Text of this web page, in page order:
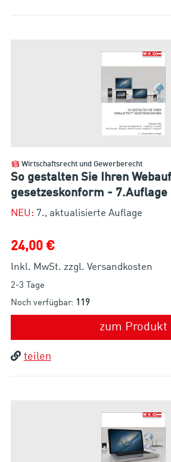
Wirtschaftsrecht und Gewerberecht
So gestalten Sie Ihren
gesetzeskonform - 7.Auflage
NEU: 7., aktualisierte Auflage
24,00 €
Inkl. MwSt. zzgl. Versandkosten
2-3 Tage
Noch verfügbar: 119
zum Produkt
teilen